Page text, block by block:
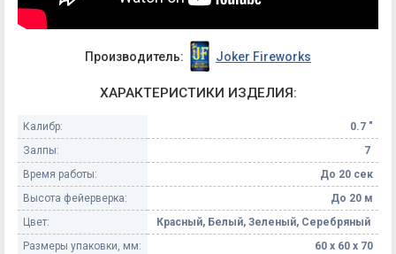
Производитель: Joker Fireworks
ХАРАКТЕРИСТИКИ ИЗДЕЛИЯ:
Калибр:
0.7 "
Залпы:
7
Время работы:
До 20 сек
Высота фейерверка:
До 20 м
Цвет:
Красный, Белый, Зеленый, Серебряный
Размеры упаковки, мм:
60 х 60 х 70